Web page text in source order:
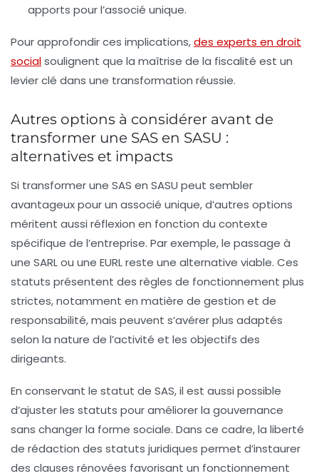
apports pour l’associé unique.
Pour approfondir ces implications,des experts en droit
socialsoulignent que la maîtrise de la fiscalité est un
levier clé dans une transformation réussie.
Autres options à considérer avant de
transformer une SAS en SASU :
alternatives et impacts
Si transformer une SAS en SASU peut sembler
avantageux pour un associé unique, d’autres options
méritent aussi réflexion en fonction du contexte
spécifique de l’entreprise. Par exemple, le passage à
une SARL ou une EURL reste une alternative viable. Ces
statuts présentent des règles de fonctionnement plus
strictes, notamment en matière de gestion et de
responsabilité, mais peuvent s’avérer plus adaptés
selon la nature de l’activité et les objectifs des
dirigeants.
En conservant le statut de SAS, il est aussi possible
d’ajuster les statuts pour améliorer la gouvernance
sans changer la forme sociale. Dans ce cadre, la liberté
de rédaction des statuts juridiques permet d’instaurer
des clauses rénovées favorisant un fonctionnement